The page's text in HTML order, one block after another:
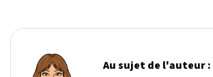
Au sujet de l'auteur :